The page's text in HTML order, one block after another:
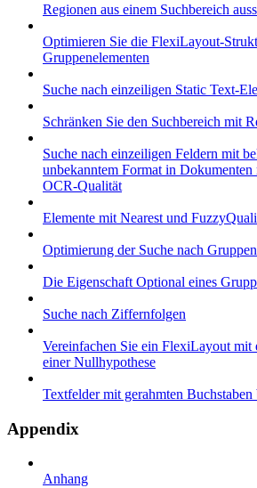
Regionen aus einem Suchbereich
Optimieren Sie die FlexiLayout-
Gruppenelementen
Suche nach einzeiligen Static Text-
Schränken Sie den Suchbereich mit
Suche nach einzeiligen Feldern mit
unbekanntem Format in
OCR-Qualität
Elemente mit Nearest und
Optimierung der Suche nach
Die Eigenschaft Optional eines
Suche nach Ziffernfolgen
Vereinfachen Sie ein FlexiLayout mit
einer Nullhypothese
Textfelder mit gerahmten Buchstaben
Appendix
Anhang